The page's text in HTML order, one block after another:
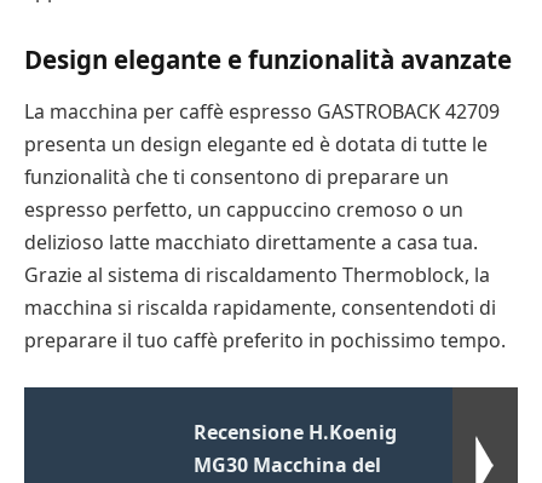
Design elegante e funzionalità avanzate
La macchina per caffè espresso GASTROBACK 42709
presenta un design elegante ed è dotata di tutte le
funzionalità che ti consentono di preparare un
espresso perfetto, un cappuccino cremoso o un
delizioso latte macchiato direttamente a casa tua.
Grazie al sistema di riscaldamento Thermoblock, la
macchina si riscalda rapidamente, consentendoti di
preparare il tuo caffè preferito in pochissimo tempo.
Recensione H.Koenig
MG30 Macchina del